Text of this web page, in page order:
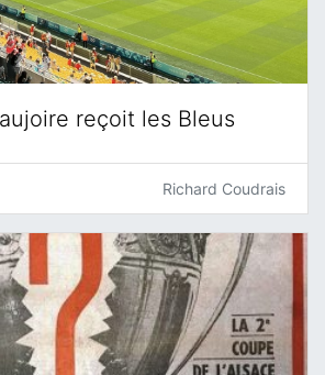
reçoit les Bleus
Richard Coudrais